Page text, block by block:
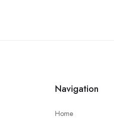
Navigation
Home